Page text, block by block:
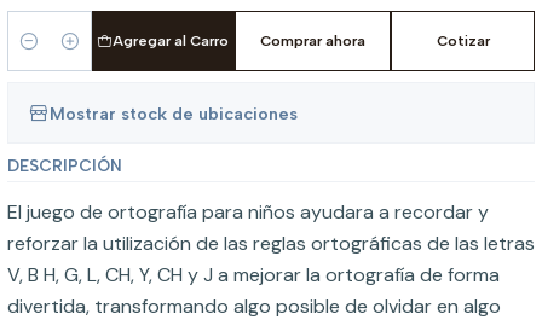
Cantidad
Agregar al Carro Comprar ahora Cotizar
Mostrar stock de ubicaciones
DESCRIPCIÓN
El juego de ortografía para niños ayudara a recordar y
reforzar la utilización de las reglas ortográficas de las letras
V, B H, G, L, CH, Y, CH y J a mejorar la ortografía de forma
divertida, transformando algo posible de olvidar en algo